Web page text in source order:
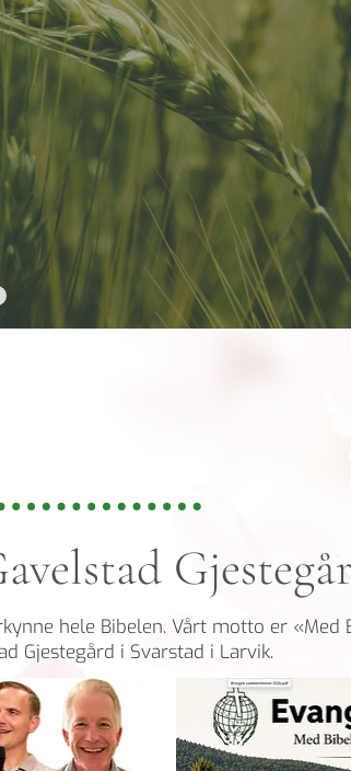
hele Bibelen. Vårt motto er «Med
Gjestegård i Svarstad i Larvik.